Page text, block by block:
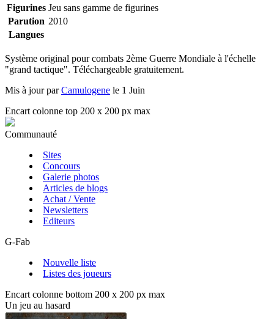
Figurines Jeu sans gamme de figurines
Parution 2010
Langues
Système original pour combats 2ème Guerre Mondiale à l'échelle
"grand tactique". Téléchargeable gratuitement.
Mis à jour parCamulogene le 1 Juin
Encart colonne top 200 x 200 px max
Communauté
Sites
Concours
Galerie photos
Articles de blogs
Achat / Vente
Newsletters
Editeurs
G-Fab
Nouvelle liste
Listes des joueurs
Encart colonne bottom 200 x 200 px max
Un jeu au hasard